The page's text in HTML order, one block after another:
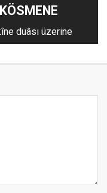
KÖSMENE
duâsı üzerine